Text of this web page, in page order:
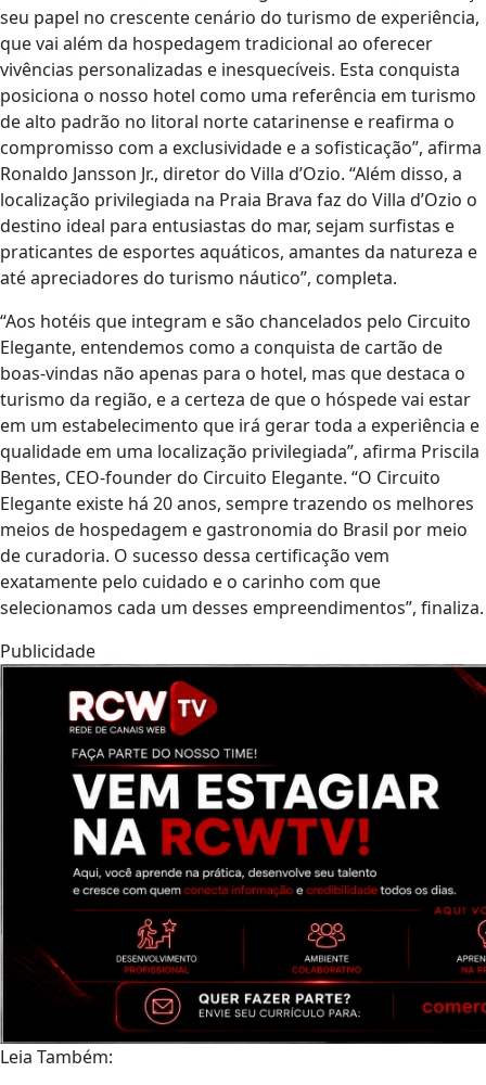
seu papel no crescente cenário do turismo de experiência,
que vai além da hospedagem tradicional ao oferecer
vivências personalizadas e inesquecíveis. Esta conquista
posiciona o nosso hotel como uma referência em turismo
de alto padrão no litoral norte catarinense e reafirma o
compromisso com a exclusividade e a sofisticação”, afirma
Ronaldo Jansson Jr., diretor do Villa d’Ozio. “Além disso, a
localização privilegiada na Praia Brava faz do Villa d’Ozio o
destino ideal para entusiastas do mar, sejam surfistas e
praticantes de esportes aquáticos, amantes da natureza e
até apreciadores do turismo náutico”, completa.
“Aos hotéis que integram e são chancelados pelo Circuito
Elegante, entendemos como a conquista de cartão de
boas-vindas não apenas para o hotel, mas que destaca o
turismo da região, e a certeza de que o hóspede vai estar
em um estabelecimento que irá gerar toda a experiência e
qualidade em uma localização privilegiada”, afirma Priscila
Bentes, CEO-founder do Circuito Elegante. “O Circuito
Elegante existe há 20 anos, sempre trazendo os melhores
meios de hospedagem e gastronomia do Brasil por meio
de curadoria. O sucesso dessa certificação vem
exatamente pelo cuidado e o carinho com que
selecionamos cada um desses empreendimentos”, finaliza.
Publicidade
Leia Também: